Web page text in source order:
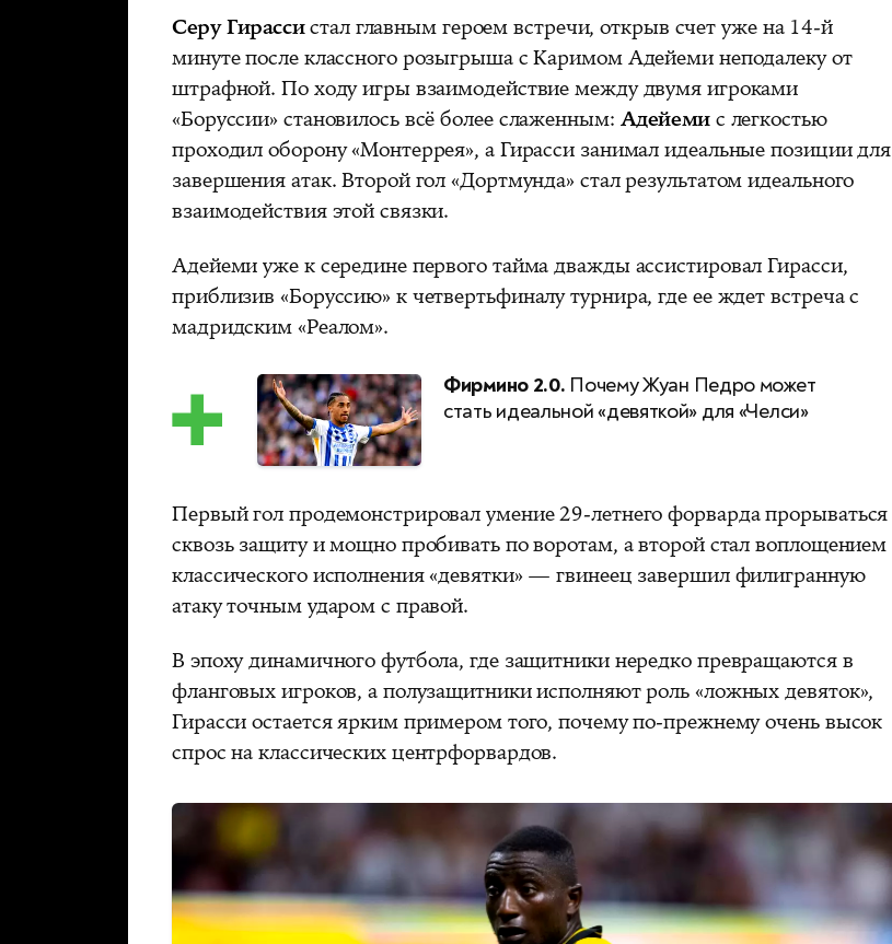
Серу Гирассистал главным героем встречи, открыв счет уже на 14-й
минуте после классного розыгрыша с Каримом Адейеми неподалеку от
штрафной. По ходу игры взаимодействие между двумя игроками
«Боруссии» становилось всё более слаженным: Адейемис легкостью
проходил оборону «Монтеррея», а Гирасси занимал идеальные позиции для
завершения атак. Второй гол «Дортмунда» стал результатом идеального
взаимодействия этой связки.
Адейеми уже к середине первого тайма дважды ассистировал Гирасси,
приблизив «Боруссию» к четвертьфиналу турнира, где ее ждет встреча с
мадридским «Реалом».
Фирмино 2.0. Почему Жуан Педро может
стать идеальной «девяткой» для «Челси»
Первый гол продемонстрировал умение 29-летнего форварда прорываться
сквозь защиту и мощно пробивать по воротам, а второй стал воплощением
классического исполнения «девятки» — гвинеец завершил филигранную
атаку точным ударом с правой.
В эпоху динамичного футбола, где защитники нередко превращаются в
фланговых игроков, а полузащитники исполняют роль «ложных девяток»,
Гирасси остается ярким примером того, почему по-прежнему очень высок
спрос на классических центрфорвардов.